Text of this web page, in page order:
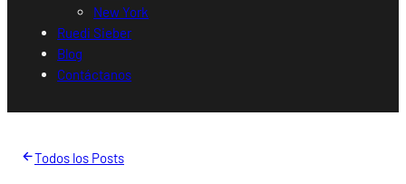
New York
Ruedi Sieber
Blog
Contáctanos
Todos los Posts